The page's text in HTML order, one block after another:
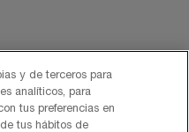
y de terceros para
analíticos, para
tus preferencias en
tus hábitos de